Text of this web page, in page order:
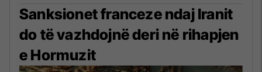
Sanksionet franceze ndaj Iranit
do të vazhdojnë deri në rihapjen
e Hormuzit